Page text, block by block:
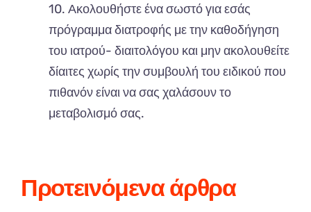
10. Ακολουθήστε ένα σωστό για εσάς
πρόγραμμα διατροφής με την καθοδήγηση
του ιατρού- διαιτολόγου και μην ακολουθείτε
δίαιτες χωρίς την συμβουλή του ειδικού που
πιθανόν είναι να σας χαλάσουν το
μεταβολισμό σας.
Προτεινόμενα άρθρα